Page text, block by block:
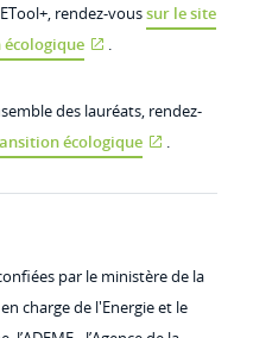
rendez-voussur le site
.
des lauréats, rendez-
écologique .
par le ministère de la
charge de l'Energie et le